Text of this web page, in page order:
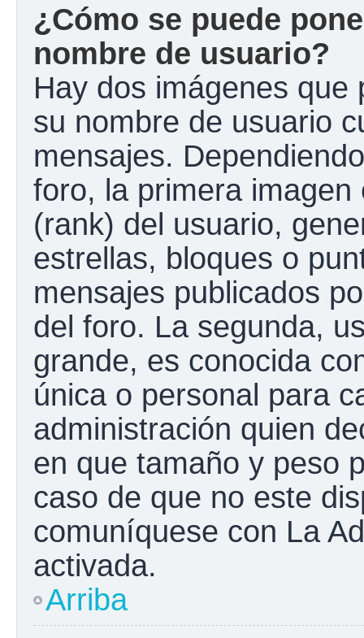
¿Cómo se puede
nombre de usuario?
Hay dos imágenes que
su nombre de usuario
mensajes.
foro, la primera
(rank) del usuario,
estrellas, bloques o
mensajes publicados
del foro. La segunda,
grande, es conocida
única o personal para
administración quien
en que tamaño y peso
caso de que no este
comuníquese con La
activada.
Arriba